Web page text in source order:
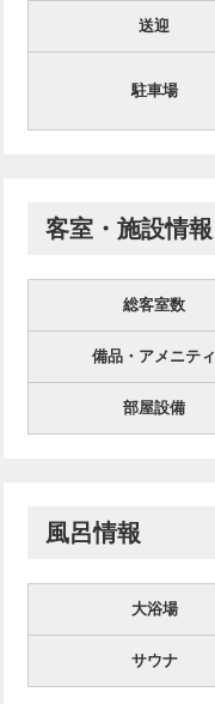
送迎
駐車場
客室・施設情報
総客室数
備品・アメニティ
部屋設備
風呂情報
大浴場
サウナ